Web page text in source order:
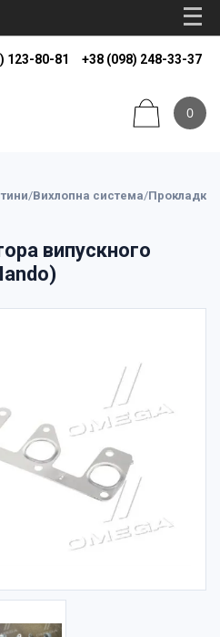
123-80-81 +38 (098) 248-33-37
0
/Вихлопна система/Прокладки
випускного